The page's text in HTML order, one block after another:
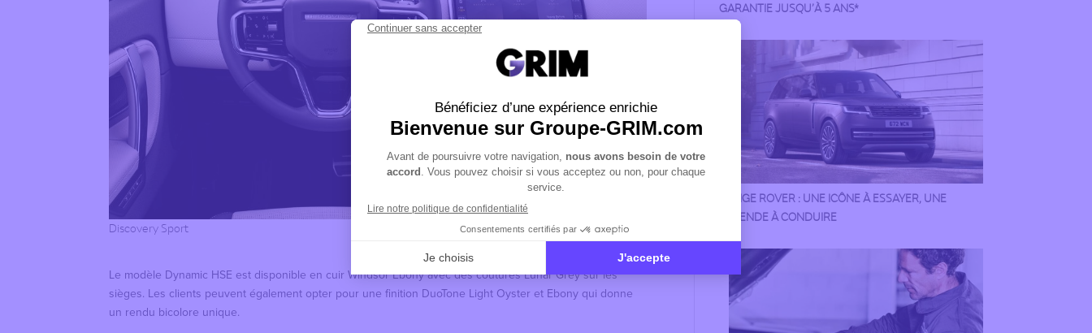
Discovery Sport
Le modèle Dynamic HSE est disponible en cuir Windsor Ebony avec des coutures Lunar Grey sur les
sièges. Les clients peuvent également opter pour une finition DuoTone Light Oyster et Ebony qui donne
un rendu bicolore unique.
GARANTIE JUSQU’À 5 ANS*
RANGE ROVER : UNE ICÔNE À ESSAYER, UNE
LÉGENDE À CONDUIRE